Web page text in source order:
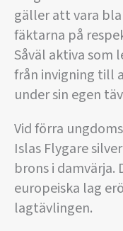
gäller att vara
fäktarna på
Såväl aktiva som
från invigning till
under sin egen
Vid förra
Islas Flygare
brons i damvärja.
europeiska lag
lagtävlingen.